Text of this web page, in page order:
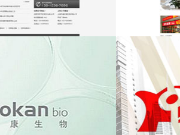
理想设计